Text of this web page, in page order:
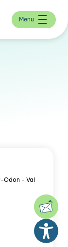
Menu
Odon - Val